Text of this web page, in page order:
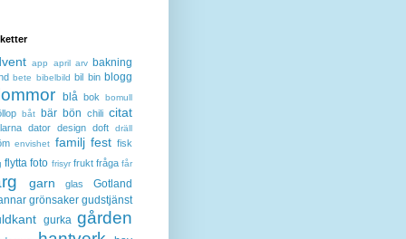
app april arv bakning
bete bibelbild bil bin blogg
blå bok bomull
båt bär bön chili citat
dator design doft dräll
envishet familj fest fisk
flytta foto frisyr frukt fråga får
garn glas
Gotland
grönsaker gudstjänst
gurka gården